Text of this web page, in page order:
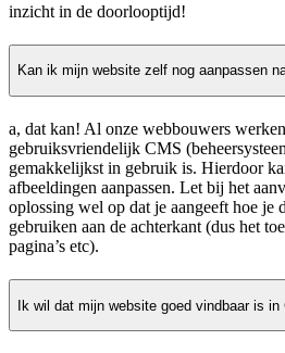
inzicht in de doorlooptijd!
Kan ik mijn website zelf nog aanpassen
a, dat kan! Al onze webbouwers
gebruiksvriendelijk CMS
gemakkelijkst in gebruik is. Hierdoor
afbeeldingen aanpassen. Let bij het
oplossing wel op dat je aangeeft hoe je
gebruiken aan de achterkant (dus het
pagina’s etc).
Ik wil dat mijn website goed vindbaar is in